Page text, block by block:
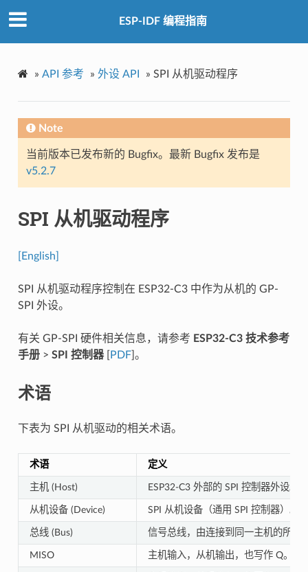
ESP-IDF 编程指南
» API 参考 » 外设 API » SPI 从机驱动程序
Note
当前版本已发布新的 Bugfix。最新 Bugfix 发布是
v5.2.7
SPI 从机驱动程序
[English]
SPI 从机驱动程序控制在 ESP32-C3 中作为从机的 GP-
SPI 外设。
有关 GP-SPI 硬件相关信息，请参考 ESP32-C3 技术参考
手册> SPI 控制器[ PDF]。
术语
下表为 SPI 从机驱动的相关术语。
术语 定义
主机 (Host) ESP32-C3 外部的 SPI 控制器外设。
从机设备 (Device) SPI 从机设备（通用 SPI 控制器）。
总线 (Bus) 信号总线，由连接到同一主机的所有
MISO 主机输入，从机输出，也写作 Q。数